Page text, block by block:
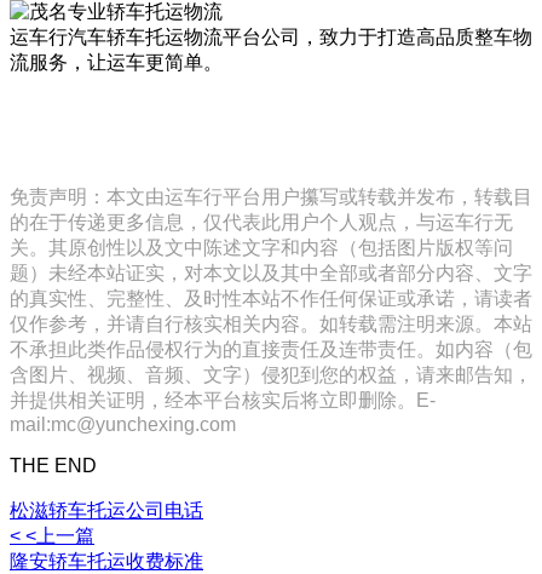
运车行汽车轿车托运物流平台公司，致力于打造高品质整车物
流服务，让运车更简单。
免责声明：本文由运车行平台用户攥写或转载并发布，转载目
的在于传递更多信息，仅代表此用户个人观点，与运车行无
关。其原创性以及文中陈述文字和内容（包括图片版权等问
题）未经本站证实，对本文以及其中全部或者部分内容、文字
的真实性、完整性、及时性本站不作任何保证或承诺，请读者
仅作参考，并请自行核实相关内容。如转载需注明来源。本站
不承担此类作品侵权行为的直接责任及连带责任。如内容（包
含图片、视频、音频、文字）侵犯到您的权益，请来邮告知，
并提供相关证明，经本平台核实后将立即删除。E-
mail:mc@yunchexing.com
THE END
松滋轿车托运公司电话
< <上一篇
隆安轿车托运收费标准